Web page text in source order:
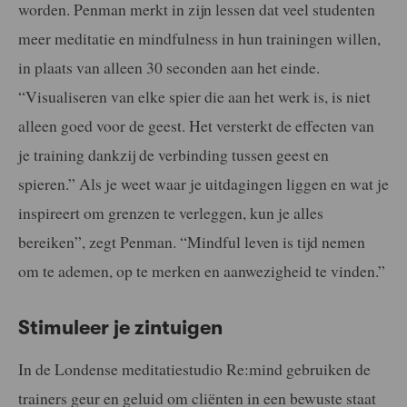
worden. Penman merkt in zijn lessen dat veel studenten
meer meditatie en mindfulness in hun trainingen willen,
in plaats van alleen 30 seconden aan het einde.
“Visualiseren van elke spier die aan het werk is, is niet
alleen goed voor de geest. Het versterkt de effecten van
je training dankzij de verbinding tussen geest en
spieren.” Als je weet waar je uitdagingen liggen en wat je
inspireert om grenzen te verleggen, kun je alles
bereiken”, zegt Penman. “Mindful leven is tijd nemen
om te ademen, op te merken en aanwezigheid te vinden.”
Stimuleer je zintuigen
In de Londense meditatiestudio Re:mind gebruiken de
trainers geur en geluid om cliënten in een bewuste staat